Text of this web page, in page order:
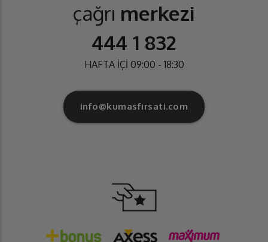
çağrı merkezi
444 1 832
HAFTA İÇİ 09:00 - 18:30
info@kumasfirsati.com